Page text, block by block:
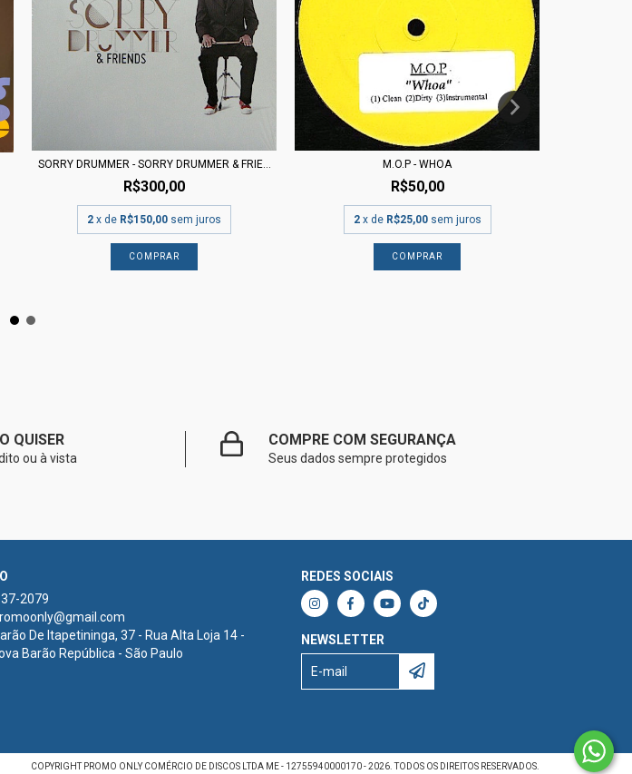
SORRY DRUMMER - SORRY DRUMMER & FRIE...
R$300,00
2 x de R$150,00 sem juros
M.O.P - WHOA
R$50,00
2 x de R$25,00 sem juros
QUISER
ou à vista
COMPRE COM SEGURANÇA
Seus dados sempre protegidos
2079
De Itapetininga, 37 - Rua Alta Loja 14 -
Barão República - São Paulo
REDES SOCIAIS
NEWSLETTER
COPYRIGHT PROMO ONLY COMÉRCIO DE DISCOS LTDA ME - 12755940000170 - 2026. TODOS OS DIREITOS RESERVADOS.